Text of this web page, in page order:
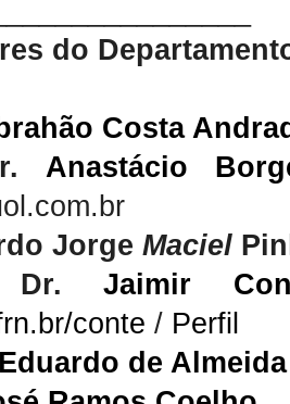
do
Costa
Anastácio
Jorge Maciel
Dr.Jaimir
conte / Perfil
de